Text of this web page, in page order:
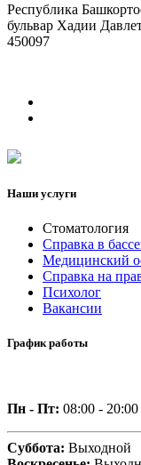
Республика
бульвар Хадии
450097
Наши услуги
Стоматология
Справка в
Медицинский
Справка на
Психолог
Вакансии
График работы
Пн - Пт: 08:00 - 20:00
Суббота: Выходной